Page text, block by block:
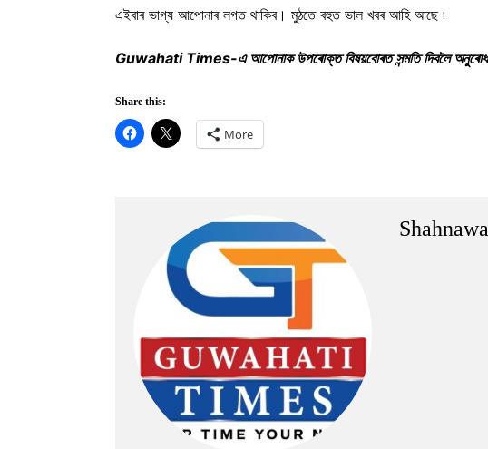
এইবাৰ ভাগ্য আপোনাৰ লগত থাকিব। মুঠতে বহুত ভাল খবৰ আহি আছে ৷
Guwahati Times-এ আপোনাক উপৰোক্ত বিষয়বোৰত সন্মতি দিবলৈ অনুৰোধ বা
Share this:
More